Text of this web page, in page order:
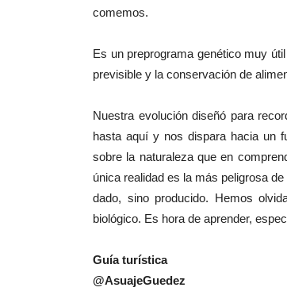
comemos.
Es un preprograma genético muy
previsible y la conservación de
Nuestra evolución diseñó para
hasta aquí y nos dispara hacia un
sobre la naturaleza que en
única realidad es la más peligrosa
dado, sino producido. Hemos
biológico. Es hora de aprender,
Guía turística
@AsuajeGuedez